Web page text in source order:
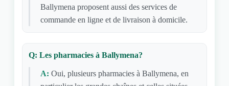
Ballymena proposent aussi des services de
commande en ligne et de livraison à domicile.
Q: Les pharmacies à Ballymena?
A: Oui, plusieurs pharmacies à Ballymena, en